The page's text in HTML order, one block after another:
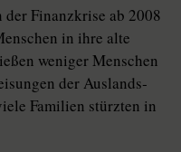
der Finanzkrise ab 2008
in ihre alte
weniger Menschen
der Aus­lands­
Familien stürzten in